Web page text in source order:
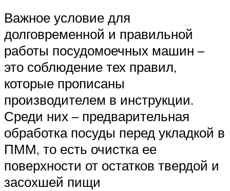
Важное условие для
долговременной и правильной
работы посудомоечных машин –
это соблюдение тех правил,
которые прописаны
производителем в инструкции.
Среди них – предварительная
обработка посуды перед укладкой в
ПММ, то есть очистка ее
поверхности от остатков твердой и
засохшей пищи